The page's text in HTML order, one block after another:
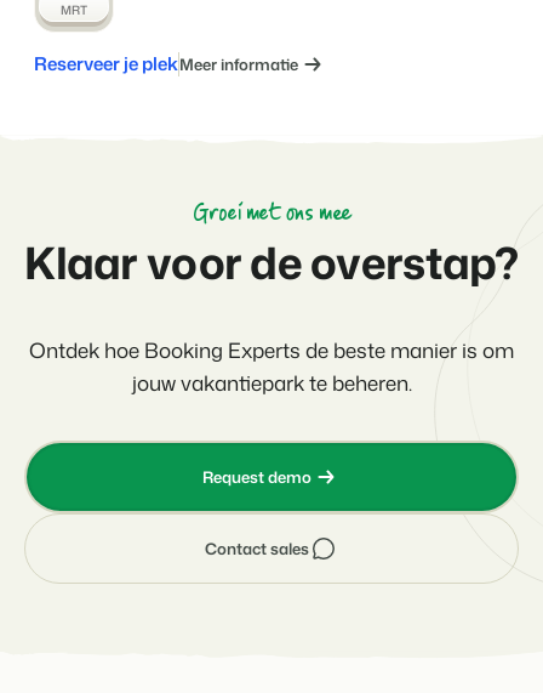
MRT
Reserveer je plekMeer informatie
Groei met ons mee
Klaar voor de overstap?
Ontdek hoe Booking Experts de beste manier is om
jouw vakantiepark te beheren.
Contact sales
Request demo